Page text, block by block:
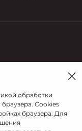
обработки
Cookies
браузера. Для